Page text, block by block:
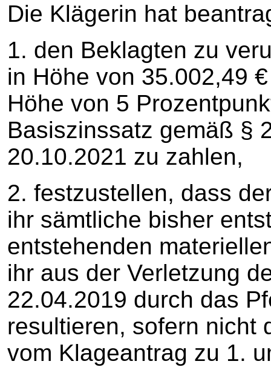
Die Klägerin hat
1. den Beklagten zu
in Höhe von 35.002,49
Höhe von 5
Basiszinssatz gemäß §
20.10.2021 zu zahlen,
2. festzustellen, dass
ihr sämtliche bisher
entstehenden
ihr aus der Verletzung
22.04.2019 durch das
resultieren, sofern nicht
vom Klageantrag zu 1.